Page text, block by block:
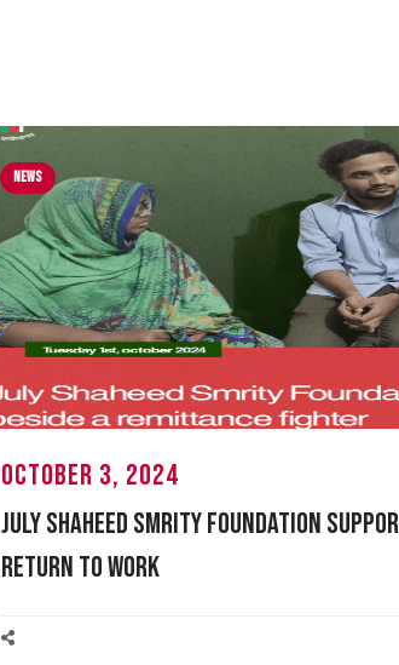
News
October 3, 2024
July Shaheed Smrity Foundation
Return to Work